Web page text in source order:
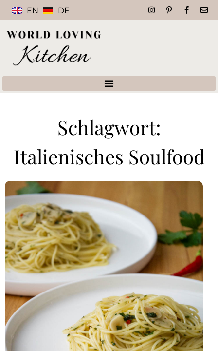
EN DE
Schlagwort:
Italienisches Soulfood